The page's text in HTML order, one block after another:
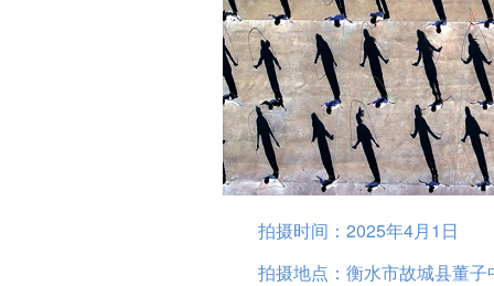
拍摄时间：2025年4月1日
拍摄地点：衡水市故城县董子